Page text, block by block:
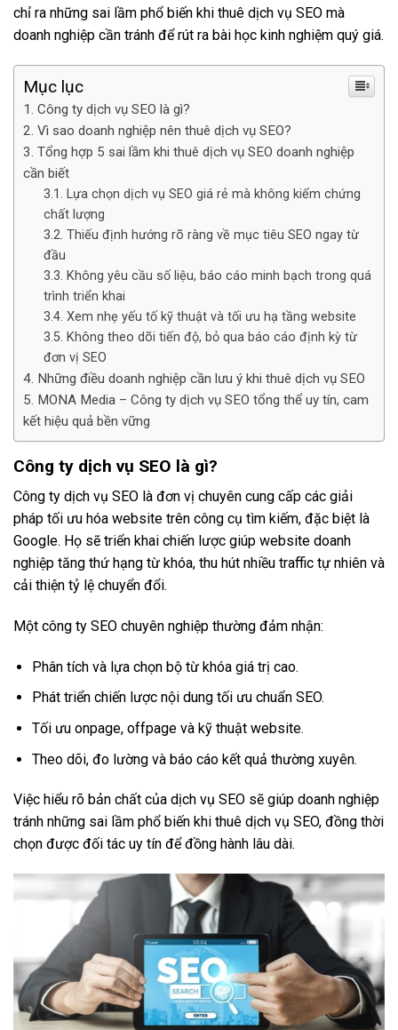
chỉ ra những sai lầm phổ biến khi thuê dịch vụ SEO mà
doanh nghiệp cần tránh để rút ra bài học kinh nghiệm quý giá.
Mục lục
Công ty dịch vụ SEO là gì?
Vì sao doanh nghiệp nên thuê dịch vụ SEO?
Tổng hợp 5 sai lầm khi thuê dịch vụ SEO doanh nghiệp
cần biết
Lựa chọn dịch vụ SEO giá rẻ mà không kiểm chứng
chất lượng
Thiếu định hướng rõ ràng về mục tiêu SEO ngay từ
đầu
Không yêu cầu số liệu, báo cáo minh bạch trong quá
trình triển khai
Xem nhẹ yếu tố kỹ thuật và tối ưu hạ tầng website
Không theo dõi tiến độ, bỏ qua báo cáo định kỳ từ
đơn vị SEO
Những điều doanh nghiệp cần lưu ý khi thuê dịch vụ SEO
MONA Media – Công ty dịch vụ SEO tổng thể uy tín, cam
kết hiệu quả bền vững
Công ty dịch vụ SEO là gì?
Công ty dịch vụ SEO là đơn vị chuyên cung cấp các giải
pháp tối ưu hóa website trên công cụ tìm kiếm, đặc biệt là
Google. Họ sẽ triển khai chiến lược giúp website doanh
nghiệp tăng thứ hạng từ khóa, thu hút nhiều traffic tự nhiên và
cải thiện tỷ lệ chuyển đổi.
Một công ty SEO chuyên nghiệp thường đảm nhận:
Phân tích và lựa chọn bộ từ khóa giá trị cao.
Phát triển chiến lược nội dung tối ưu chuẩn SEO.
Tối ưu onpage, offpage và kỹ thuật website.
Theo dõi, đo lường và báo cáo kết quả thường xuyên.
Việc hiểu rõ bản chất của dịch vụ SEO sẽ giúp doanh nghiệp
tránh những sai lầm phổ biến khi thuê dịch vụ SEO, đồng thời
chọn được đối tác uy tín để đồng hành lâu dài.